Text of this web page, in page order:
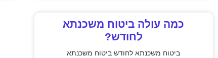
כמה עולה ביטוח משכנתא
לחודש?
ביטוח משכנתא לחודש ביטוח משכנתא